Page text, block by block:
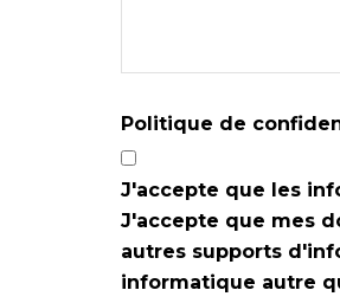
Politique de
J'accepte que les
J'accepte que mes
autres supports
informatique autre